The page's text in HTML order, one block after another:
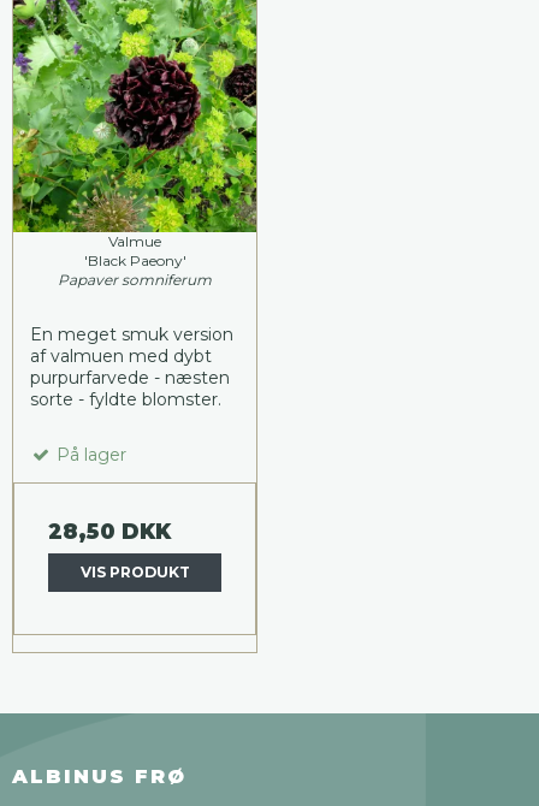
Valmue
'Black Paeony'
Papaver somniferum
En meget smuk version
af valmuen med dybt
purpurfarvede - næsten
sorte - fyldte blomster.
På lager
28,50 DKK
VIS PRODUKT
ALBINUS FRØ